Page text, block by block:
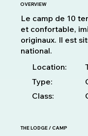
OVERVIEW
Le camp de 10
et confortable,
originaux. Il est
national.
Location:
Type:
Class:
THE LODGE / CAMP